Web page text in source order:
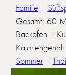
Familie |
Gesamt: 60
Backofen |
Sommer|